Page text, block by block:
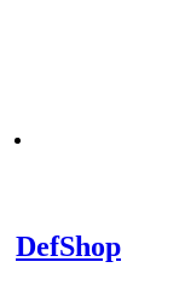
DefShop